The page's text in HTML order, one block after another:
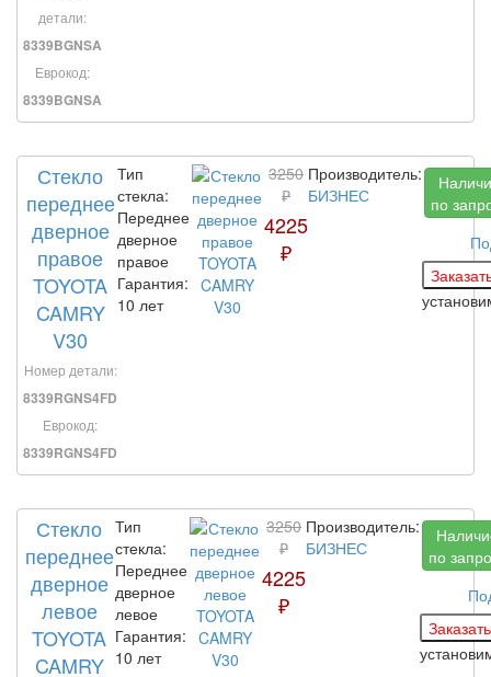
детали:
8339BGNSA
Еврокод:
8339BGNSA
Стекло
переднее
дверное
правое
TOYOTA
CAMRY
V30
Номер детали:
8339RGNS4FD
Еврокод:
8339RGNS4FD
Тип
стекла:
Переднее
дверное
правое
Гарантия:
10 лет
3250
₽
4225
₽
Производитель:
БИЗНЕС
по
Стекло
переднее
дверное
левое
TOYOTA
CAMRY
Тип
стекла:
Переднее
дверное
левое
Гарантия:
10 лет
3250
₽
4225
₽
Производитель:
БИЗНЕС
по